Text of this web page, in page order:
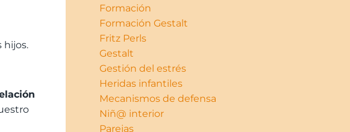
hijos.
Formación
Formación Gestalt
Fritz Perls
Gestalt
Gestión del estrés
Heridas infantiles
Mecanismos de defensa
Niñ@ interior
Parejas